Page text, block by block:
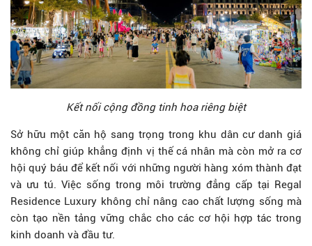
Kết nối cộng đồng tinh hoa riêng biệt
Sở hữu một căn hộ sang trọng trong khu dân cư danh giá
không chỉ giúp khẳng định vị thế cá nhân mà còn mở ra cơ
hội quý báu để kết nối với những người hàng xóm thành đạt
và ưu tú. Việc sống trong môi trường đẳng cấp tại Regal
Residence Luxury không chỉ nâng cao chất lượng sống mà
còn tạo nền tảng vững chắc cho các cơ hội hợp tác trong
kinh doanh và đầu tư.